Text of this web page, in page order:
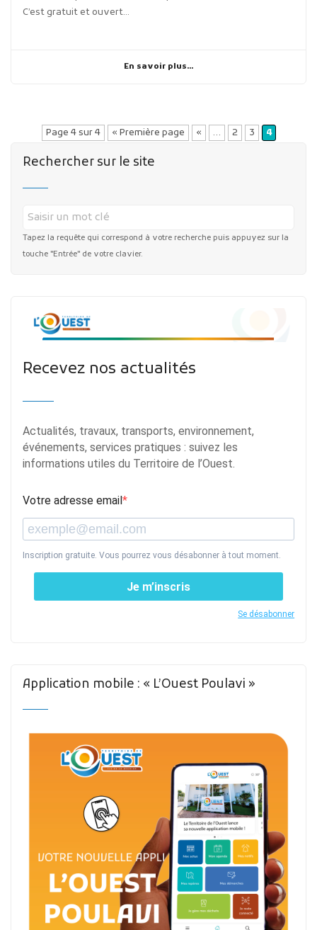
C’est gratuit et ouvert...
En savoir plus...
Page 4 sur 4 « Première page « … 2 3 4
Rechercher sur le site
Tapez la requête qui correspond à votre recherche puis appuyez sur la
touche "Entrée" de votre clavier.
Recevez nos actualités
Actualités, travaux, transports, environnement,
événements, services pratiques : suivez les
informations utiles du Territoire de l’Ouest.
Votre adresse email
Inscription gratuite. Vous pourrez vous désabonner à tout moment.
Je m’inscris
Se désabonner
Application mobile : « L’Ouest Poulavi »